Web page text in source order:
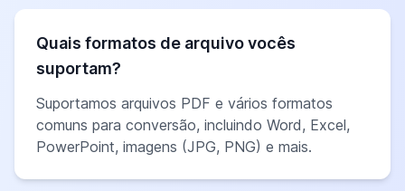
Quais formatos de arquivo vocês
suportam?
Suportamos arquivos PDF e vários formatos
comuns para conversão, incluindo Word, Excel,
PowerPoint, imagens (JPG, PNG) e mais.